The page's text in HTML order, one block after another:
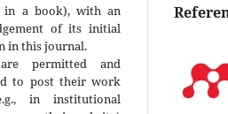
in a book), with an
of its initial
in this journal.
permitted and
to post their work
in institutional